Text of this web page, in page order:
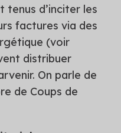
tenus d’inciter les
factures via des
(voir
distribuer
On parle de
de Coups de